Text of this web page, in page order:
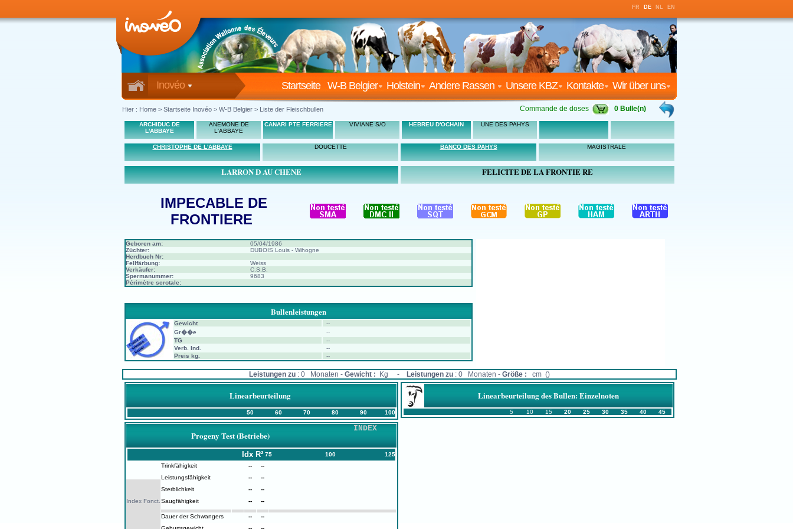
FR DE NL EN
Inovéo Wir über uns
Kontakte
Unsere KBZ
Andere Rassen
Holstein
W-B Belgier
Startseite
Hier : Home > Startseite Inovéo > W-B Belgier > Liste der Fleischbullen Commande de doses 0 Bulle(n)
ARCHIDUC DE
L'ABBAYE
ANEMONE DE
L'ABBAYE
CANARI PTE FERRIERE VIVIANE S/O HEBREU D'OCHAIN UNE DES PAHYS
CHRISTOPHE DE L'ABBAYE DOUCETTE BANCO DES PAHYS MAGISTRALE
LARRON D AU CHENE FELICITE DE LA FRONTIE RE
IMPECABLE DE
FRONTIERE
Geboren am:
05/04/1986
Züchter:
DUBOIS Louis - Wihogne
Herdbuch Nr:
Fellfärbung:
Weiss
Verkäufer:
C.S.B.
Spermanummer:
9683
Périmètre scrotale:
Bullenleistungen
Gewicht
--
Gr��e
--
TG
--
Verb. Ind.
--
Preis kg.
--
Leistungen zu : 0 Monaten - Gewicht : Kg - Leistungen zu : 0 Monaten - Größe : cm ()
Linearbeurteilung
50 60 70 80 90 100
Linearbeurteilung des Bullen: Einzelnoten
5 10 15 20 25 30 35 40 45
Progeny Test (Betriebe)
INDEX
Idx R² 75 100 125
Index Fonct.
Trinkfähigkeit --
--
Leistungsfähigkeit
--
--
Sterblichkeit
--
--
Saugfähigkeit
-- --
Dauer der Schwangers --
--